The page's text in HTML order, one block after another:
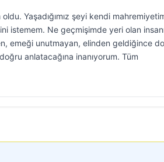
Yaşadığımız şeyi kendi
istemem. Ne geçmişimde yeri olan
emeği unutmayan, elinden geldiğince
anlatacağına inanıyorum. Tüm